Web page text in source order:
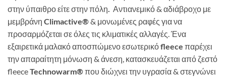
στην ύπαιθρο είτε στην πόλη
Αντιανεμικό & αδιάβροχο με
μεμβράνη Climactive®& μονωμένες ραφές για να
προσαρμόζεται σε όλες τις κλιματικές αλλαγές. Ένα
εξαιρετικά μαλακό αποσπώμενο εσωτερικόfleece παρέχει
την απαραίτητη μόνωση & άνεση, κατασκευάζεται από ζεστό
fleeceTechnowarm®που διώχνει την υγρασία & στεγνώνει